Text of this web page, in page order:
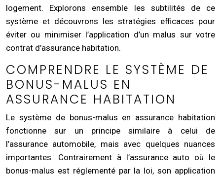
logement. Explorons ensemble les subtilités de ce
système et découvrons les stratégies efficaces pour
éviter ou minimiser l’application d’un malus sur votre
contrat d’assurance habitation.
COMPRENDRE LE SYSTÈME DE
BONUS-MALUS EN
ASSURANCE HABITATION
Le système de bonus-malus en assurance habitation
fonctionne sur un principe similaire à celui de
l’assurance automobile, mais avec quelques nuances
importantes. Contrairement à l’assurance auto où le
bonus-malus est réglementé par la loi, son application